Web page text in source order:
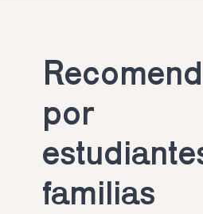
por
familias